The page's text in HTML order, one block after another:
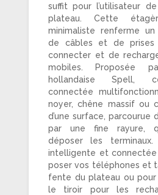
suffit pour l’utilisateur
plateau. Cette
minimaliste renferme
de câbles et de prises
connecter et de
mobiles. Proposée
hollandaise Spell,
connectée
noyer, chêne massif ou
d’une surface, parcourue
par une fine rayure,
déposer les
intelligente et
poser vos téléphones et
fente du plateau ou pour
le tiroir pour les